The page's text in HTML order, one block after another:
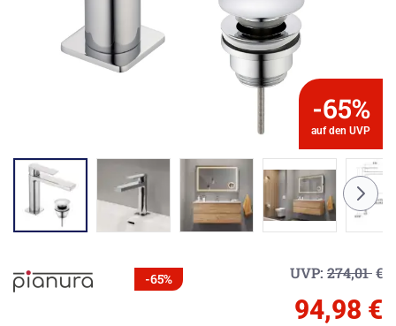
-65%
auf den UVP
-65% UVP: 274,01€
94,98 €